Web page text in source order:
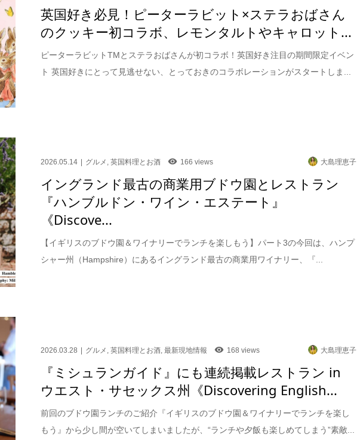
英国好き必見！ピーターラビット×ステラおばさん
のクッキー初コラボ、レモンタルトやキャロット...
ピーターラビットTMとステラおばさんが初コラボ！英国好き注目の期間限定イベン
ト 英国好きにとって見逃せない、とっておきのコラボレーションがスタートしま...
2026.05.14 グルメ ,英国料理とお酒 166 views 大島理恵子
イングランド最古の商業用ブドウ園とレストラン
『ハンブルドン・ワイン・エステート』
《Discove...
【イギリスのブドウ園＆ワイナリーでランチを楽しもう】パート3の今回は、ハンプ
シャー州（Hampshire）にあるイングランド最古の商業用ワイナリー、『...
2026.03.28 グルメ ,英国料理とお酒 ,最新現地情報 168 views 大島理恵子
『ミシュランガイド』にも連続掲載レストラン in
ウエスト・サセックス州《Discovering English...
前回のブドウ園ランチのご紹介『イギリスのブドウ園＆ワイナリーでランチを楽し
もう』から少し間が空いてしまいましたが、“ランチや夕飯も楽しめてしまう”素敵...